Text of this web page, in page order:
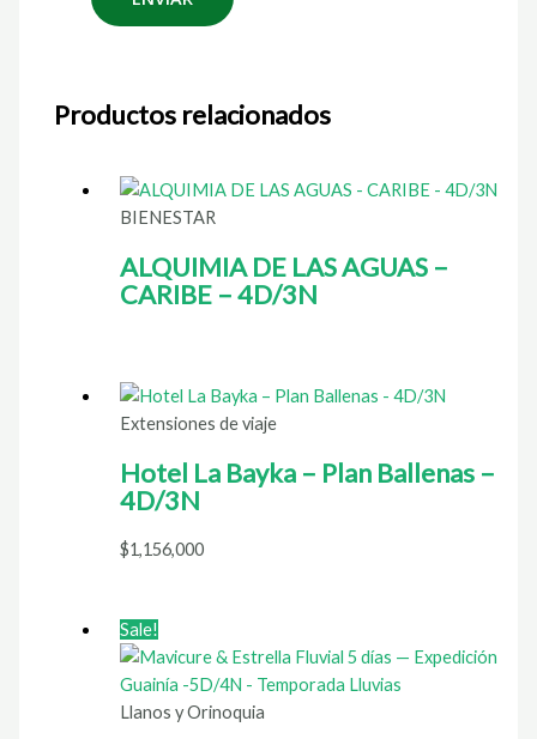
Productos relacionados
BIENESTAR
ALQUIMIA DE LAS AGUAS –
CARIBE – 4D/3N
Extensiones de viaje
Hotel La Bayka – Plan Ballenas –
4D/3N
$1,156,000
Sale!
Llanos y Orinoquia